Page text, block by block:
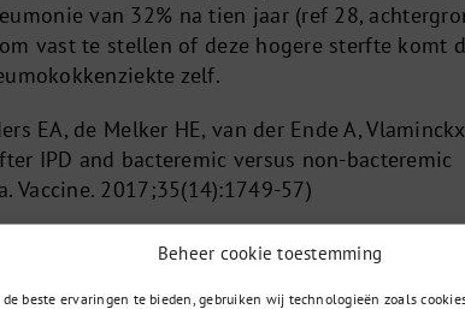
Beheer cookie toestemming
de beste ervaringen te bieden, gebruiken wij technologieën zoals
van 32% na tien jaar (ref 28,
vast te stellen of deze hogere sterfte komt
zelf.
EA, de Melker HE, van der Ende A,
IPD and bacteremic versus non-bacteremic
Vaccine. 2017;35(14):1749-57)
Bonten MJ, de Wit GA. The impact of
quality-of-life in elderly. BMC infectious